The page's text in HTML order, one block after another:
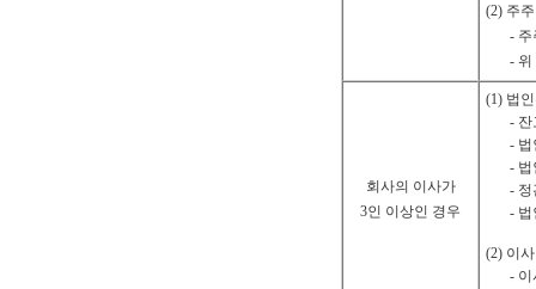
(2) 주
- 주
- 위
회사의 이사가
3인 이상인 경우
(1) 법
- 잔
- 법
- 법
- 정
- 법
(2) 이
- 이